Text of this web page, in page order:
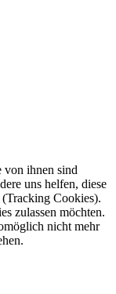
von ihnen sind
uns helfen, diese
Cookies).
zulassen möchten.
nicht mehr